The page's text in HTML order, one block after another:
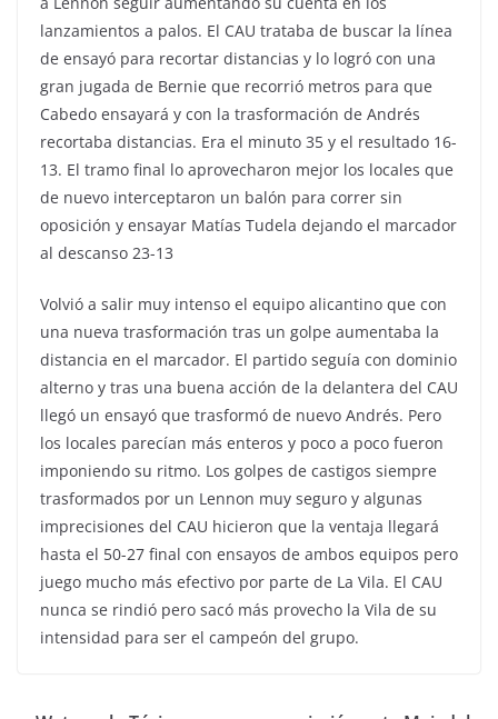
lanzamientos a palos. El CAU trataba de buscar la línea
de ensayó para recortar distancias y lo logró con una
gran jugada de Bernie que recorrió metros para que
Cabedo ensayará y con la trasformación de Andrés
recortaba distancias. Era el minuto 35 y el resultado 16-
13. El tramo final lo aprovecharon mejor los locales que
de nuevo interceptaron un balón para correr sin
oposición y ensayar Matías Tudela dejando el marcador
al descanso 23-13
Volvió a salir muy intenso el equipo alicantino que con
una nueva trasformación tras un golpe aumentaba la
distancia en el marcador. El partido seguía con dominio
alterno y tras una buena acción de la delantera del CAU
llegó un ensayó que trasformó de nuevo Andrés. Pero
los locales parecían más enteros y poco a poco fueron
imponiendo su ritmo. Los golpes de castigos siempre
trasformados por un Lennon muy seguro y algunas
imprecisiones del CAU hicieron que la ventaja llegará
hasta el 50-27 final con ensayos de ambos equipos pero
juego mucho más efectivo por parte de La Vila. El CAU
nunca se rindió pero sacó más provecho la Vila de su
intensidad para ser el campeón del grupo.